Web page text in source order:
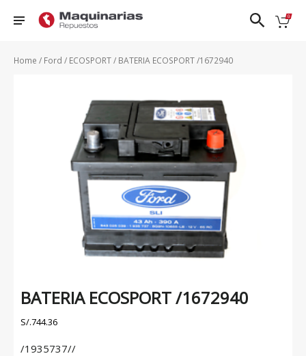
FRONTIER
FRONTIER
NP300
KICKS
NAVARA
PATHFINDER
PATROL
QASHQAI
SENTRA 1.8
- 2.0
SENTRA
CLASICO
B13
URVAN
VERSA
N17X
X-TRAIL
VER TODOS
Home / Ford / ECOSPORT/ BATERIA ECOSPORT /1672940
BATERIA ECOSPORT /1672940
S/.744.36
/1935737//